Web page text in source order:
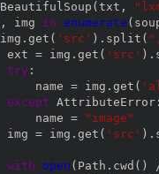
BeautifulSoup ( txt ,
, img in enumerate (
img . get ( 'src' ) . split (
ext
= img . get ( 'src' ) .
try :
name
= img . get (
except AttributeError :
name
=
"image"
img
= img . get ( 'src' ) .
with open ( Path . cwd ( )